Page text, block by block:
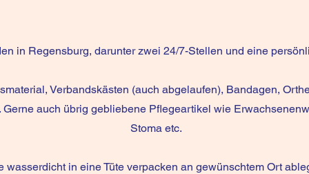
in Regensburg, darunter zwei 24/7-Stellen und eine
Verbandskästen (auch abgelaufen), Bandagen,
auch übrig gebliebene Pflegeartikel wie
Stoma etc.
wasserdicht in eine Tüte verpacken an gewünschtem Ort